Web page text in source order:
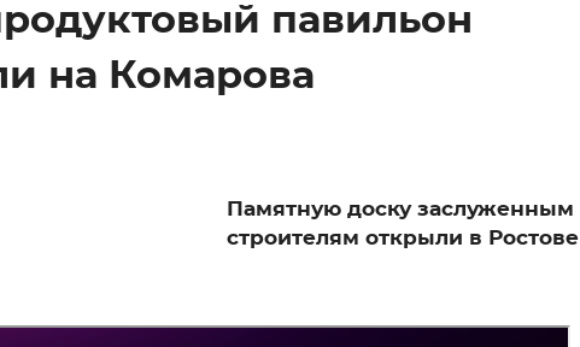
павильон
на Комарова
Памятную доску заслуженным
строителям открыли в Ростове